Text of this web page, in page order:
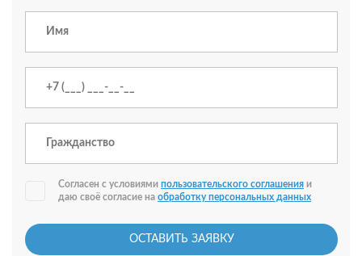
Согласен с условиями пользовательского соглашения и
даю своё согласие на обработку персональных данных
ОСТАВИТЬ ЗАЯВКУ